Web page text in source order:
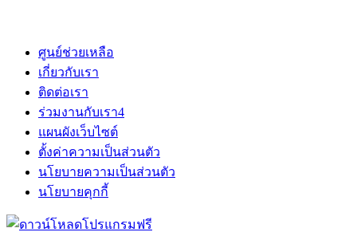
ศูนย์ช่วยเหลือ
เกี่ยวกับเรา
ติดต่อเรา
ร่วมงานกับเรา4
แผนผังเว็บไซต์
ตั้งค่าความเป็นส่วนตัว
นโยบายความเป็นส่วนตัว
นโยบายคุกกี้